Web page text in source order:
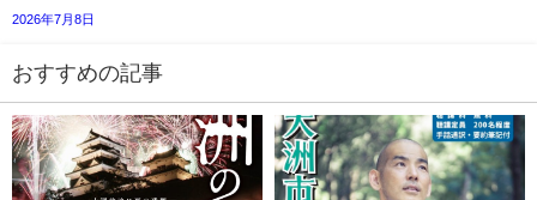
2026年7月8日
おすすめの記事